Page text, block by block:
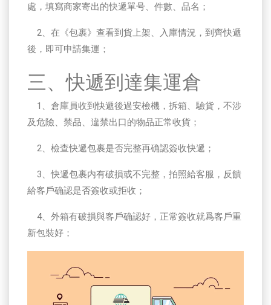
處，填寫商家寄出的快遞單号、件數、品名；
2、在《包裹》查看到貨上架、入庫情況，到齊快遞
後，即可申請集運；
三、快遞到達集運倉
1、倉庫員收到快遞後過安檢機，拆箱、驗貨，不涉
及危險、禁品、違禁出口的物品正常收貨；
2、檢查快遞包裹是否完整再确認簽收快遞；
3、快遞包裹内有破損或不完整，拍照給客服，反饋
給客戶确認是否簽收或拒收；
4、外箱有破損與客戶确認好，正常簽收就爲客戶重
新包裝好；